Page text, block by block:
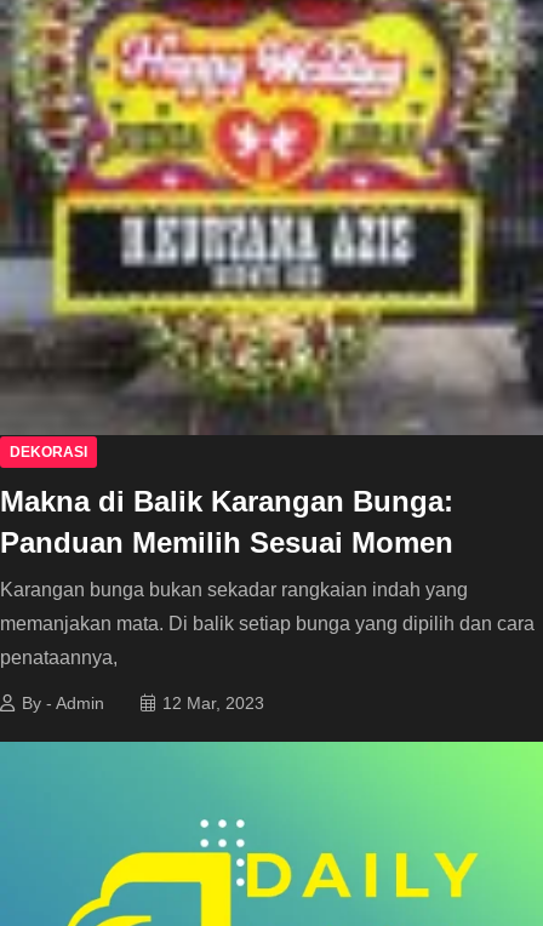
DEKORASI
Makna di Balik Karangan Bunga:
Panduan Memilih Sesuai Momen
Karangan bunga bukan sekadar rangkaian indah yang
memanjakan mata. Di balik setiap bunga yang dipilih dan cara
penataannya,
By - Admin 12 Mar, 2023